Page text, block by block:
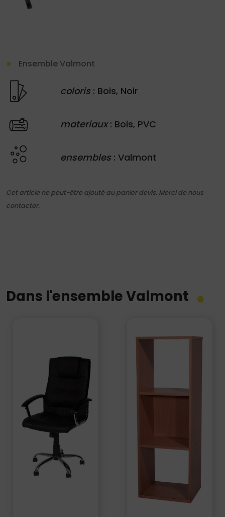
Ensemble Valmont
coloris: Bois, Noir
materiaux: Bois, PVC
ensembles: Valmont
Cet article ne peut-être ajouté au panier devis. Merci de nous
contacter.
Dans l'ensemble Valmont
site
Demande
de
devis
34
50 |